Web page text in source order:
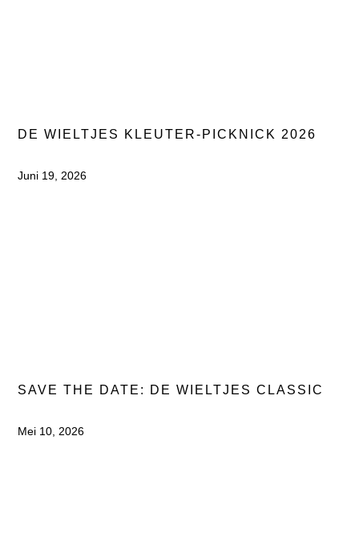
DE WIELTJES KLEUTER-PICKNICK 2026
Juni 19, 2026
SAVE THE DATE: DE WIELTJES CLASSIC
Mei 10, 2026